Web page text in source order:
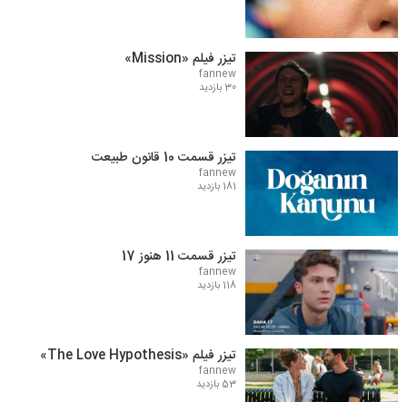
تیزر فیلم «Mission»
fannew
30 بازدید
تیزر قسمت 10 قانون طبیعت
fannew
181 بازدید
تیزر قسمت 11 هنوز 17
fannew
118 بازدید
تیزر فیلم «The Love Hypothesis»
fannew
53 بازدید